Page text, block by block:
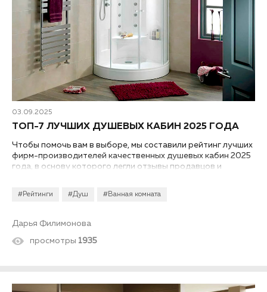
03.09.2025
#Рейтинги #Душ #Ванная комната
ТОП-7 ЛУЧШИХ ДУШЕВЫХ КАБИН 2025 ГОДА
Чтобы помочь вам в выборе, мы составили рейтинг лучших
фирм-производителей качественных душевых кабин 2025
года, в основу которого легли отзывы продавцов и
Дарья Филимонова
просмотры 1935